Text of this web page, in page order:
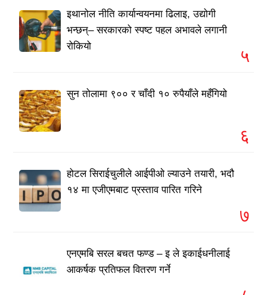
इथानोल नीति कार्यान्वयनमा ढिलाइ, उद्योगी
भन्छन्– सरकारको स्पष्ट पहल अभावले लगानी
रोकियो
५
सुन तोलामा ९०० र चाँदी १० रुपैयाँले महँगियो
६
होटल सिराईचुलीले आईपीओ ल्याउने तयारी, भदौ
१४ मा एजीएमबाट प्रस्ताव पारित गरिने
७
एनएमबि सरल बचत फण्ड – इ ले इकाईधनीलाई
आकर्षक प्रतिफल वितरण गर्ने